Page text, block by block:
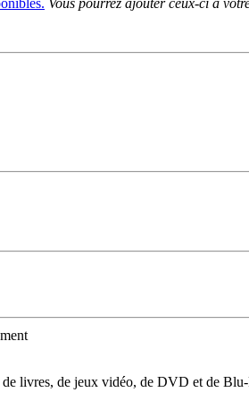
Vous pourrez ajouter ceux-ci à
livres, de jeux vidéo, de DVD et de